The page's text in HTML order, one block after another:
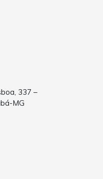
337 –
MG